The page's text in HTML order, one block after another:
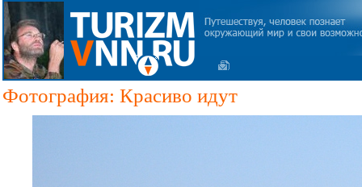
Фотография: Красиво идут